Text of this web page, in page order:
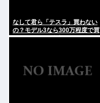
なして君ら「テスラ」買わない
の？モデル3なら300万程度で買
える.コスパ最強車がここにある